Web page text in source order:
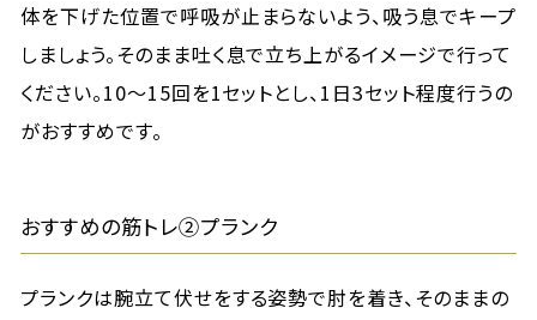
体を下げた位置で呼吸が止まらないよう、吸う息でキープ
しましょう。そのまま吐く息で立ち上がるイメージで行って
ください。10～15回を1セットとし、1日3セット程度行うの
がおすすめです。
おすすめの筋トレ②プランク
プランクは腕立て伏せをする姿勢で肘を着き、そのままの